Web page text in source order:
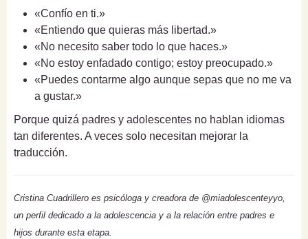
«Confío en ti.»
«Entiendo que quieras más libertad.»
«No necesito saber todo lo que haces.»
«No estoy enfadado contigo; estoy preocupado.»
«Puedes contarme algo aunque sepas que no me va
a gustar.»
Porque quizá padres y adolescentes no hablan idiomas
tan diferentes. A veces solo necesitan mejorar la
traducción.
Cristina Cuadrillero es psicóloga y creadora de @miadolescenteyyo,
un perfil dedicado a la adolescencia y a la relación entre padres e
hijos durante esta etapa.